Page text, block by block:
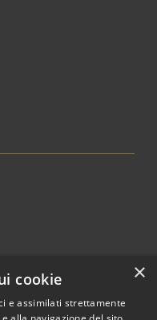
×
cookie
e assimilati strettamente